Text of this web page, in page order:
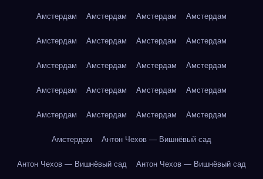
Амстердам Амстердам Амстердам Амстердам
Амстердам Амстердам Амстердам Амстердам
Амстердам Амстердам Амстердам Амстердам
Амстердам Амстердам Амстердам Амстердам
Амстердам Амстердам Амстердам Амстердам
Амстердам Антон Чехов — Вишнёвый сад
Антон Чехов — Вишнёвый сад Антон Чехов — Вишнёвый сад